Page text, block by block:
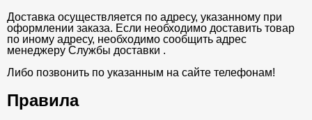
Доставка осуществляется по адресу, указанному при
оформлении заказа. Если необходимо доставить товар
по иному адресу, необходимо сообщить адрес
менеджеру Службы доставки .
Либо позвонить по указанным на сайте телефонам!
Правила